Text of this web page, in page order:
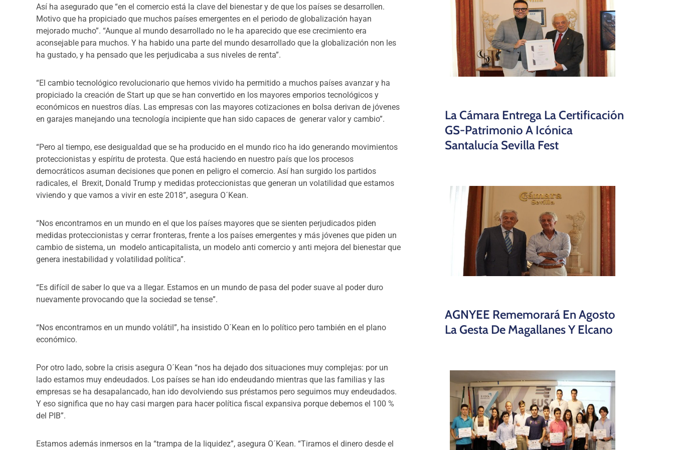
Así ha asegurado que “en el comercio está la clave del bienestar y de que los países se desarrollen.
Motivo que ha propiciado que muchos países emergentes en el periodo de globalización hayan
mejorado mucho”. “Aunque al mundo desarrollado no le ha aparecido que ese crecimiento era
aconsejable para muchos. Y ha habido una parte del mundo desarrollado que la globalización non les
ha gustado, y ha pensado que les perjudicaba a sus niveles de renta”.
“El cambio tecnológico revolucionario que hemos vivido ha permitido a muchos países avanzar y ha
propiciado la creación de Start up que se han convertido en los mayores emporios tecnológicos y
económicos en nuestros días. Las empresas con las mayores cotizaciones en bolsa derivan de jóvenes
en garajes manejando una tecnología incipiente que han sido capaces de generar valor y cambio”.
“Pero al tiempo, ese desigualdad que se ha producido en el mundo rico ha ido generando movimientos
proteccionistas y espíritu de protesta. Que está haciendo en nuestro país que los procesos
democráticos asuman decisiones que ponen en peligro el comercio. Así han surgido los partidos
radicales, el Brexit, Donald Trump y medidas proteccionistas que generan un volatilidad que estamos
viviendo y que vamos a vivir en este 2018”, asegura O´Kean.
“Nos encontramos en un mundo en el que los países mayores que se sienten perjudicados piden
medidas proteccionistas y cerrar fronteras, frente a los países emergentes y más jóvenes que piden un
cambio de sistema, un modelo anticapitalista, un modelo anti comercio y anti mejora del bienestar que
genera inestabilidad y volatilidad política”.
“Es difícil de saber lo que va a llegar. Estamos en un mundo de pasa del poder suave al poder duro
nuevamente provocando que la sociedad se tense”.
“Nos encontramos en un mundo volátil”, ha insistido O´Kean en lo político pero también en el plano
económico.
Por otro lado, sobre la crisis asegura O´Kean “nos ha dejado dos situaciones muy complejas: por un
lado estamos muy endeudados. Los países se han ido endeudando mientras que las familias y las
empresas se ha desapalancado, han ido devolviendo sus préstamos pero seguimos muy endeudados.
Y eso significa que no hay casi margen para hacer política fiscal expansiva porque debemos el 100 %
del PIB”.
Estamos además inmersos en la “trampa de la liquidez”, asegura O´Kean. “Tiramos el dinero desde el
La Cámara Entrega La Certificación
GS-Patrimonio A Icónica
Santalucía Sevilla Fest
AGNYEE Rememorará En Agosto
La Gesta De Magallanes Y Elcano